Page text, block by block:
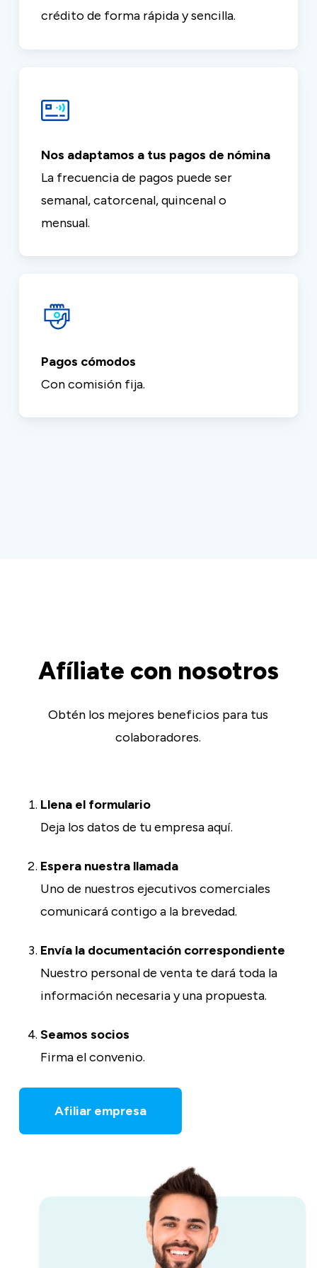
crédito de forma rápida y sencilla.
Nos adaptamos a tus pagos de nómina
La frecuencia de pagos puede ser
semanal, catorcenal, quincenal o
mensual.
Pagos cómodos
Con comisión fija.
Afíliate con nosotros
Obtén los mejores beneficios para tus
colaboradores.
Llena el formulario
Deja los datos de tu empresa aquí.
Espera nuestra llamada
Uno de nuestros ejecutivos comerciales
comunicará contigo a la brevedad.
Envía la documentación correspondiente
Nuestro personal de venta te dará toda la
información necesaria y una propuesta.
Seamos socios
Firma el convenio.
Afiliar empresa